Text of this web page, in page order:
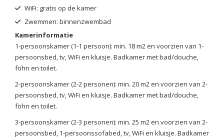
WiFi: gratis op de kamer
Zwemmen: binnenzwembad
Kamerinformatie
1-persoonskamer (1-1 persoon): min. 18 m2 en voorzien van 1-
persoonsbed, tv, WiFi en kluisje. Badkamer met bad/douche,
föhn en toilet.
2-persoonskamer (2-2 personen): min. 20 m2 en voorzien van 2-
persoonsbed, tv, WiFi en kluisje. Badkamer met bad/douche,
föhn en toilet.
3-persoonskamer (2-3 personen): min. 25 m2 en voorzien van 2-
persoonsbed, 1-persoonssofabed, tv, WiFi en kluisje. Badkamer